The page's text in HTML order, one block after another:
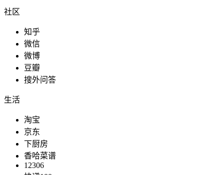
社区
知乎
微信
微博
豆瓣
搜外问答
生活
淘宝
京东
下厨房
香哈菜谱
12306